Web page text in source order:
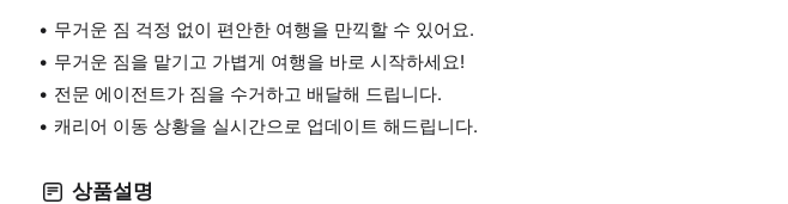
무거운 짐 걱정 없이 편안한 여행을 만끽할 수 있어요.
무거운 짐을 맡기고 가볍게 여행을 바로 시작하세요!
전문 에이전트가 짐을 수거하고 배달해 드립니다.
캐리어 이동 상황을 실시간으로 업데이트 해드립니다.
상품설명